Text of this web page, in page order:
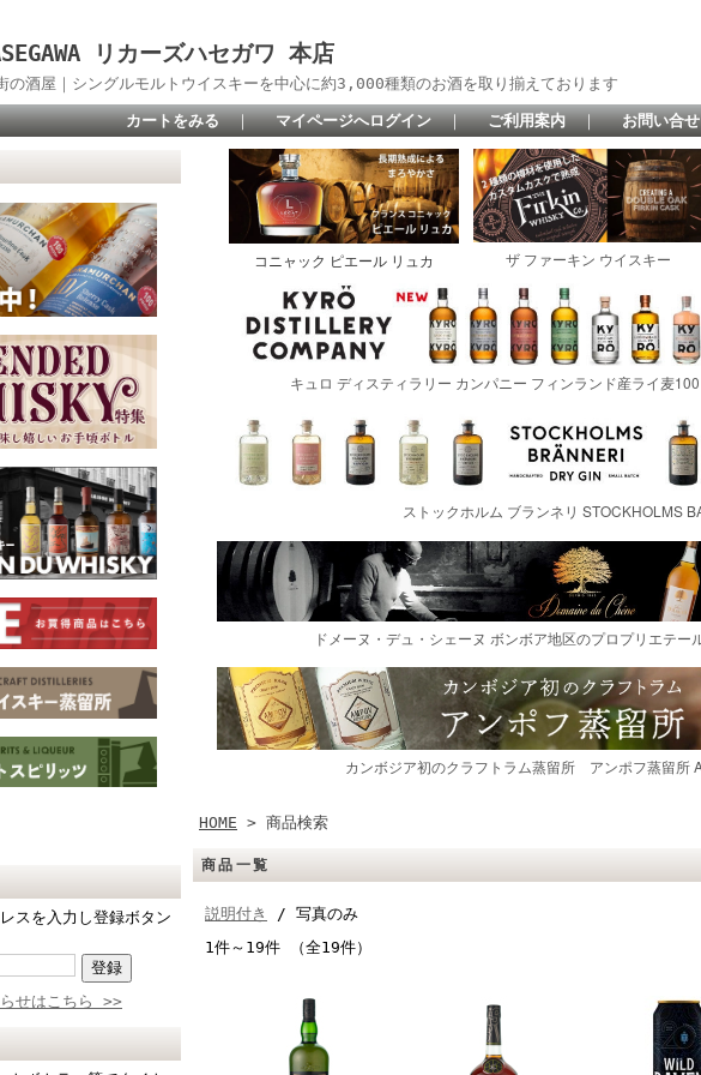
リカーズハセガワ 本店
の酒屋｜シングルモルトウイスキーを中心に約3,000種類のお酒を取り揃えております
カートをみる ｜ マイページへログイン ｜ ご利用案内 ｜ お問い合せ
スを入力し登録ボタン
せはこちら >>
HOME > 商品検索
商品一覧
説明付き
/ 写真のみ
1件～19件 （全19件）